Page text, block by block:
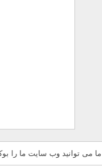
می توانید وب سایت ما را